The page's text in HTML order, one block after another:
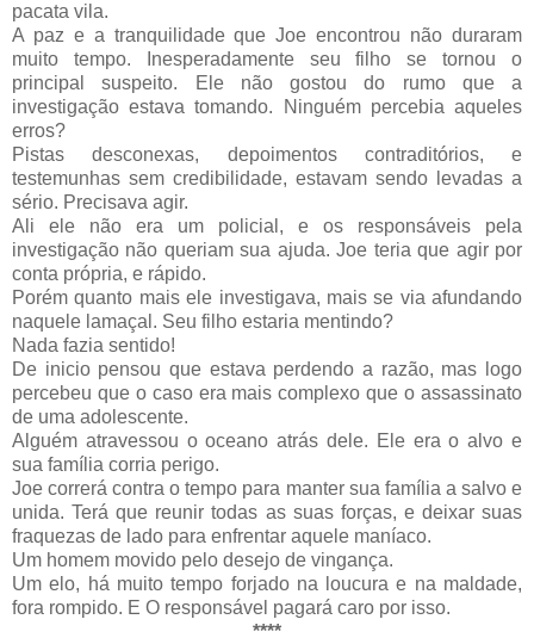
pacata vila.
A paz e a tranquilidade que Joe encontrou não duraram
muito tempo. Inesperadamente seu filho se tornou o
principal suspeito. Ele não gostou do rumo que a
investigação estava tomando. Ninguém percebia aqueles
erros?
Pistas desconexas, depoimentos contraditórios, e
testemunhas sem credibilidade, estavam sendo levadas a
sério. Precisava agir.
Ali ele não era um policial, e os responsáveis pela
investigação não queriam sua ajuda. Joe teria que agir por
conta própria, e rápido.
Porém quanto mais ele investigava, mais se via afundando
naquele lamaçal. Seu filho estaria mentindo?
Nada fazia sentido!
De inicio pensou que estava perdendo a razão, mas logo
percebeu que o caso era mais complexo que o assassinato
de uma adolescente.
Alguém atravessou o oceano atrás dele. Ele era o alvo e
sua família corria perigo.
Joe correrá contra o tempo para manter sua família a salvo e
unida. Terá que reunir todas as suas forças, e deixar suas
fraquezas de lado para enfrentar aquele maníaco.
Um homem movido pelo desejo de vingança.
Um elo, há muito tempo forjado na loucura e na maldade,
fora rompido. E O responsável pagará caro por isso.
****